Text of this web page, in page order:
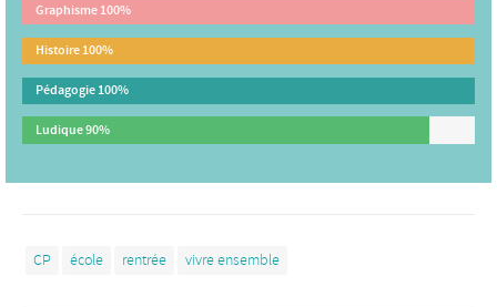
Graphisme100%
Histoire100%
Pédagogie100%
Ludique90%
CP école rentrée vivre ensemble